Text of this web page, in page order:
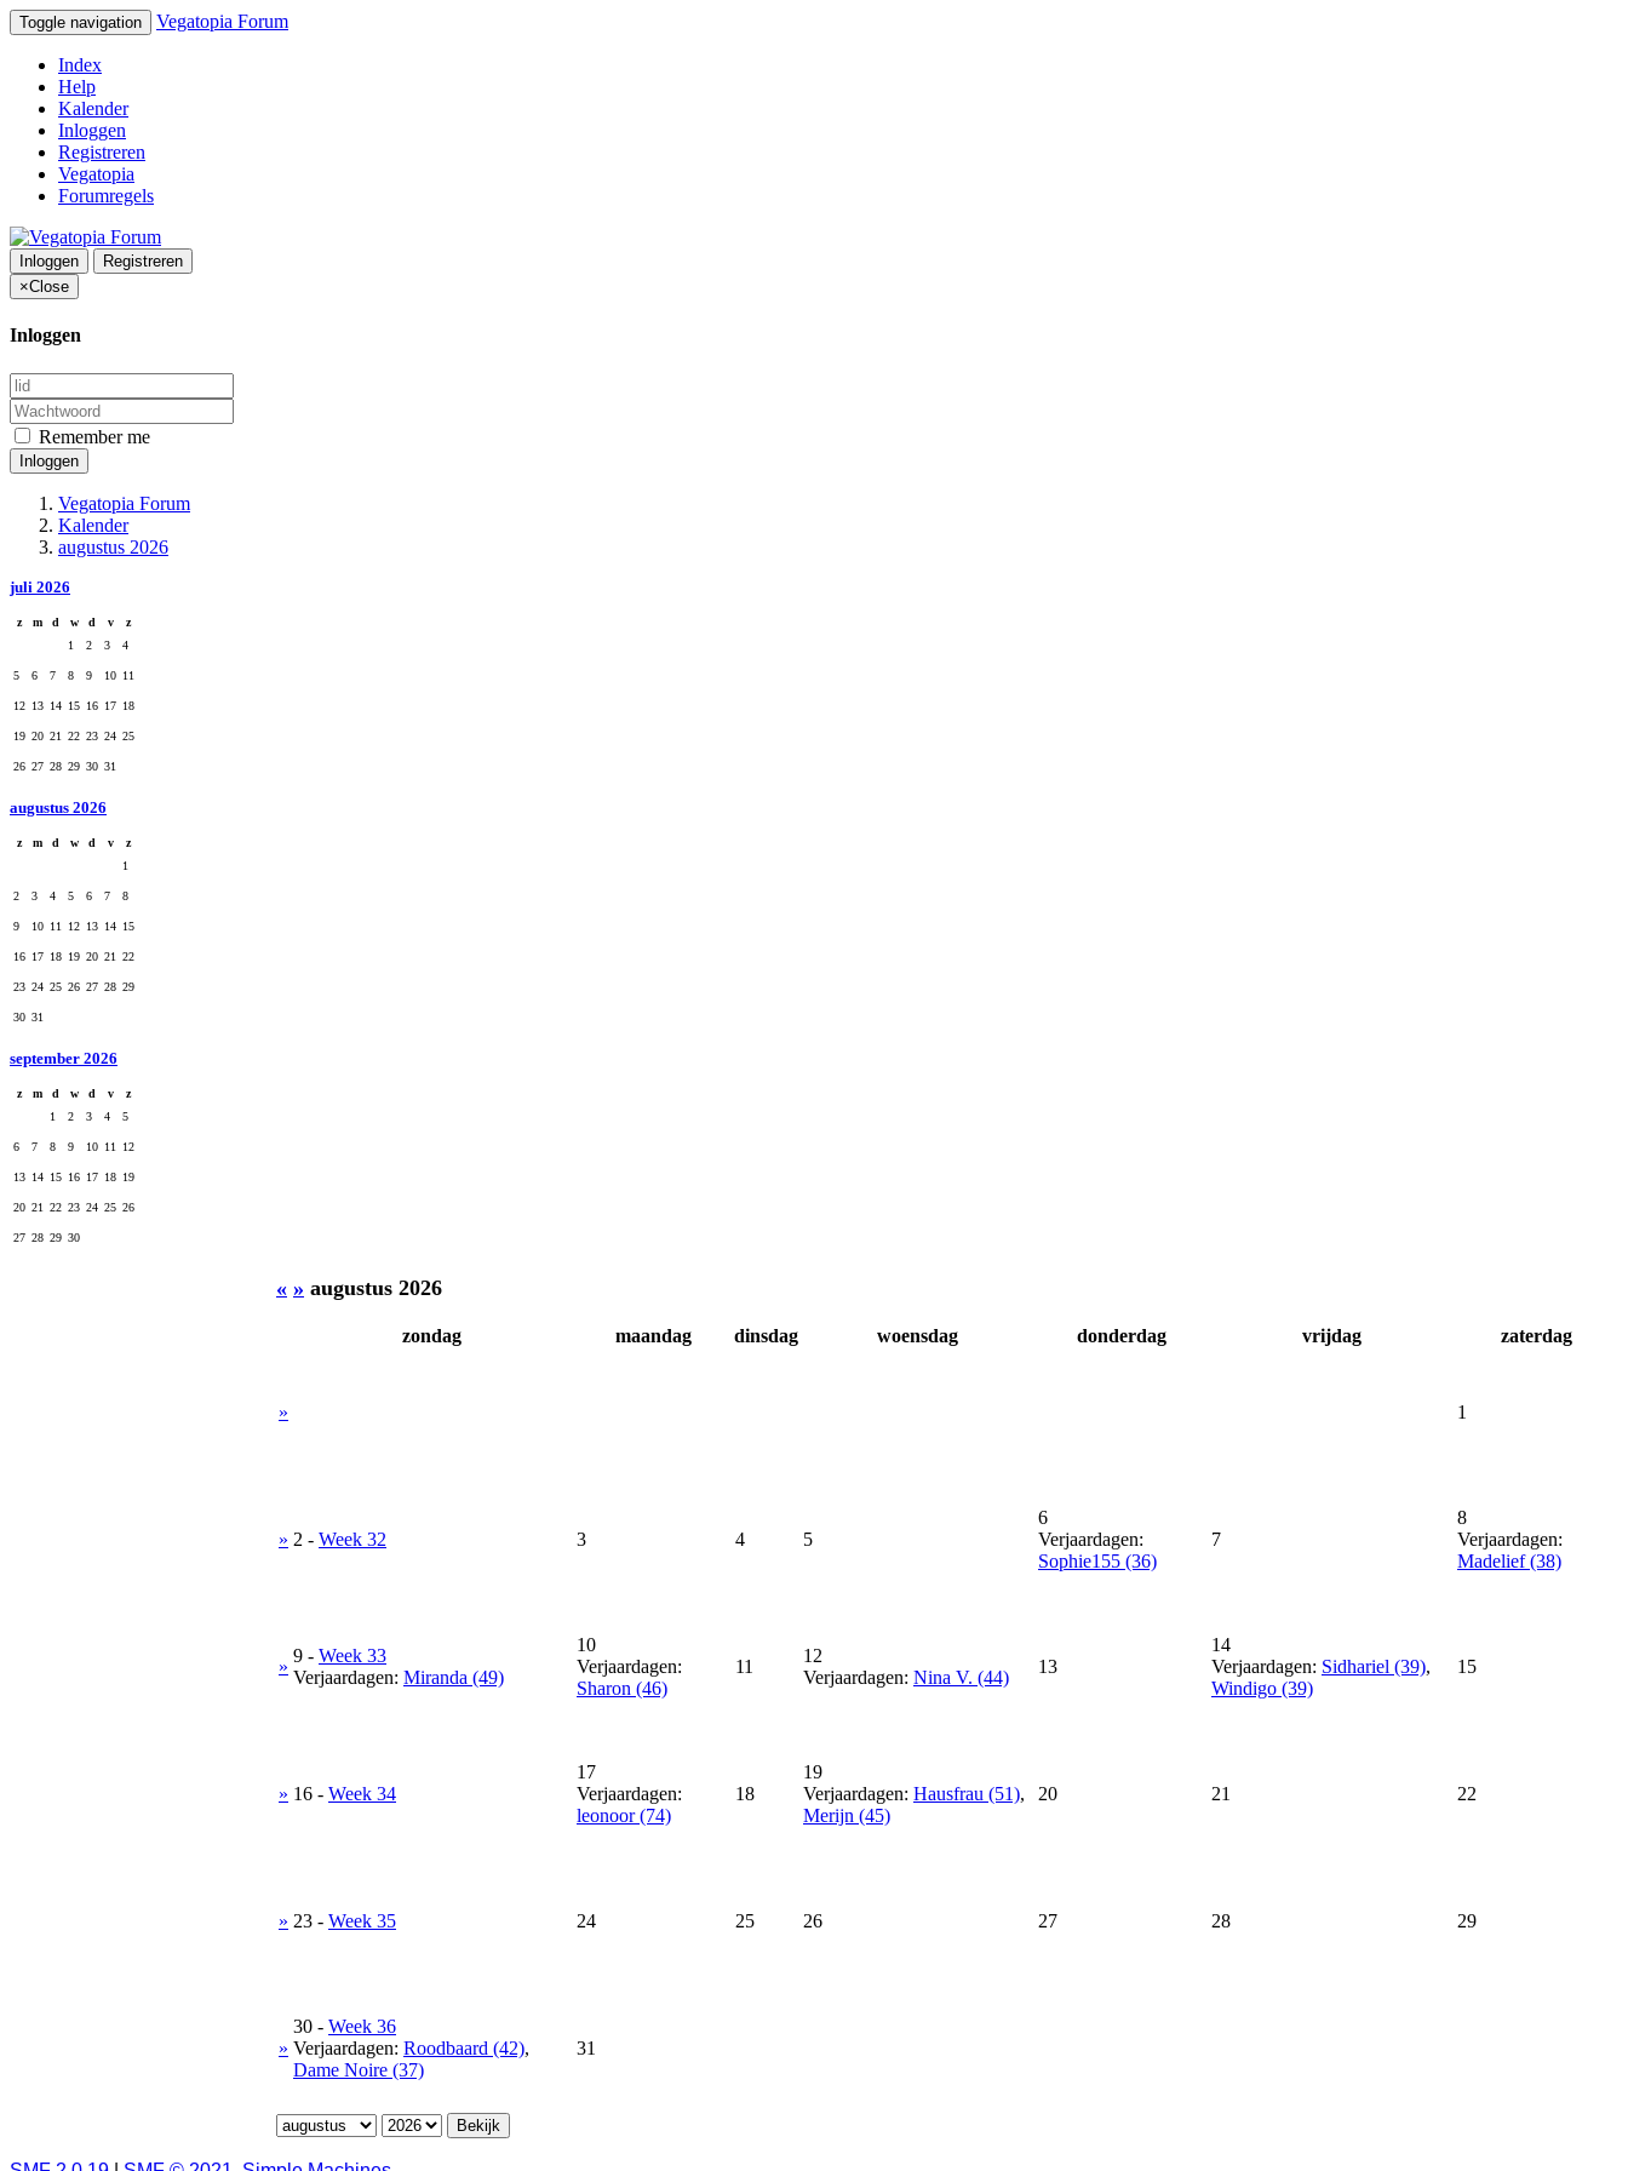
Toggle navigation Vegatopia Forum
Index
Help
Kalender
Inloggen
Registreren
Vegatopia
Forumregels
Inloggen
Registreren
×Close
Inloggen
Remember me
Inloggen
Vegatopia Forum
Kalender
augustus 2026
juli 2026
z m d w d v
z
1
2 3 4
5 6 7 8 9 10 11
12 13 14 15 16 17 18
19 20 21 22 23 24 25
26 27 28 29 30 31
augustus 2026
z m d w d v
z
1
2 3 4 5 6 7 8
9 10 11 12 13 14 15
16 17 18 19 20 21 22
23 24 25 26 27 28 29
30 31
september 2026
z m d w d v
z
1
2 3 4 5
6 7 8 9 10 11 12
13 14 15 16 17 18 19
20 21 22 23 24 25 26
27 28 29 30
« » augustus 2026
zondag maandag dinsdag woensdag donderdag vrijdag zaterdag
» 1
» 2 - Week 32 3 4 5
6
Verjaardagen:
Sophie155 (36)
7
8
Verjaardagen:
Madelief (38)
»
9 - Week 33
Verjaardagen: Miranda (49)
10
Verjaardagen:
Sharon (46)
11
12
Verjaardagen: Nina V. (44)
13
14
Verjaardagen: Sidhariel (39),
Windigo (39)
15
» 16 - Week 34
17
Verjaardagen:
leonoor (74)
18
19
Verjaardagen: Hausfrau (51),
Merijn (45)
20 21 22
» 23 - Week 35 24 25 26 27 28 29
»
30 - Week 36
Verjaardagen: Roodbaard (42),
Dame Noire (37)
31